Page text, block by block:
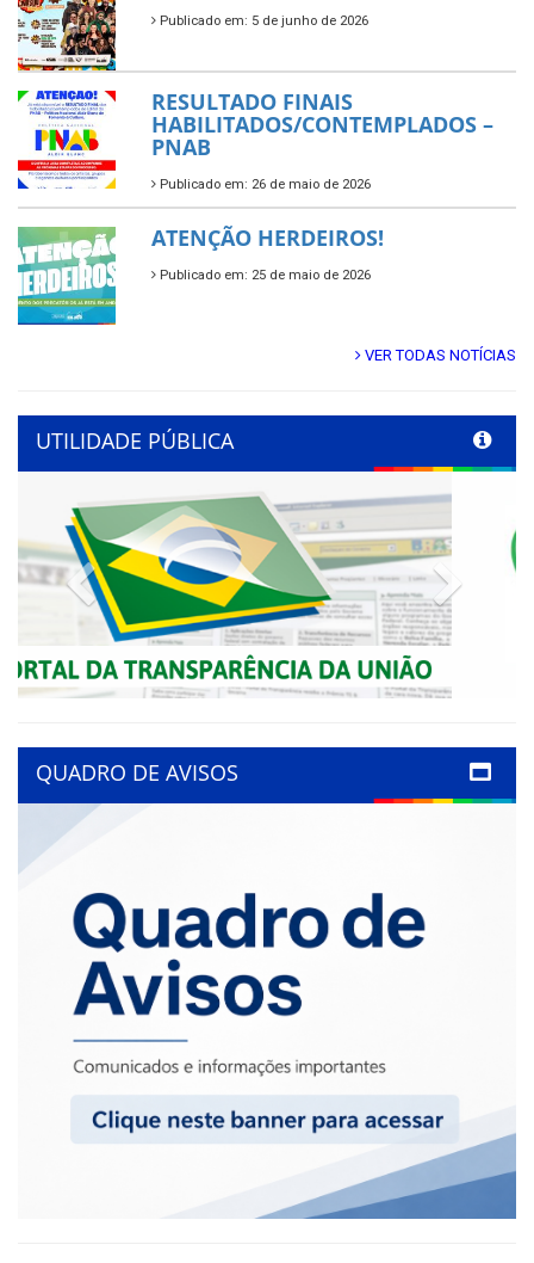
Publicado em: 5 de junho de 2026
RESULTADO FINAIS
HABILITADOS/CONTEMPLADOS –
PNAB
Publicado em: 26 de maio de 2026
ATENÇÃO HERDEIROS!
Publicado em: 25 de maio de 2026
VER TODAS NOTÍCIAS
UTILIDADE PÚBLICA
Previous Next
QUADRO DE AVISOS